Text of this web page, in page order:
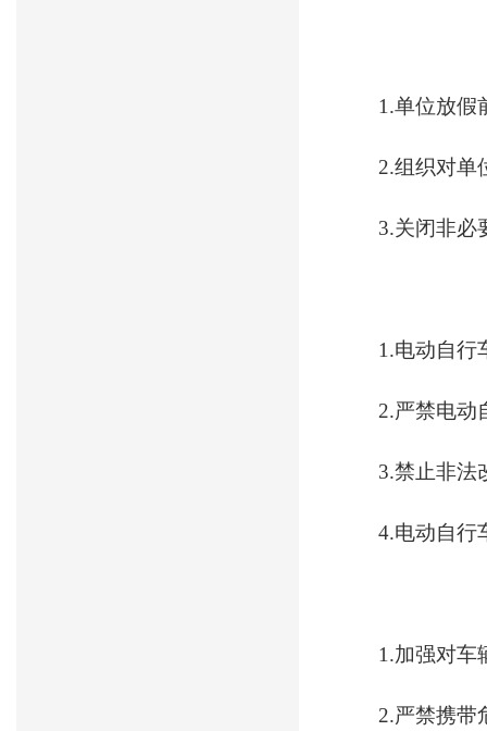
1.单位放假
2.组织对单
3.关闭非必
1.电动自行
2.严禁电动
3.禁止非法
4.电动自行
1.加强对车
2.严禁携带